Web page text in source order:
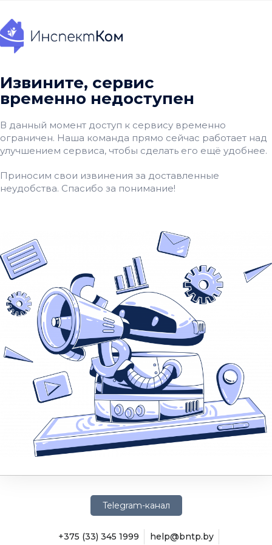
Извините, cервис
временно недоступен
В данный момент доступ к сервису временно
ограничен. Наша команда прямо сейчас работает над
улучшением сервиса, чтобы сделать его ещё удобнее.
Приносим свои извинения за доставленные
неудобства. Спасибо за понимание!
Telegram-канал
+375 (33) 345 1999 help@bntp.by